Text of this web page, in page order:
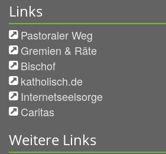
Links
Pastoraler Weg
Gremien & Räte
Bischof
katholisch.de
Internetseelsorge
Caritas
Weitere Links